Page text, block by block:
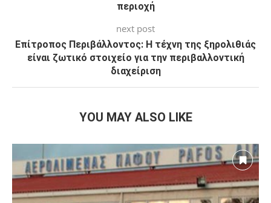
περιοχή
next post
Επίτροπος Περιβάλλοντος: Η τέχνη της ξηρολιθιάς
είναι ζωτικό στοιχείο για την περιβαλλοντική
διαχείριση
YOU MAY ALSO LIKE